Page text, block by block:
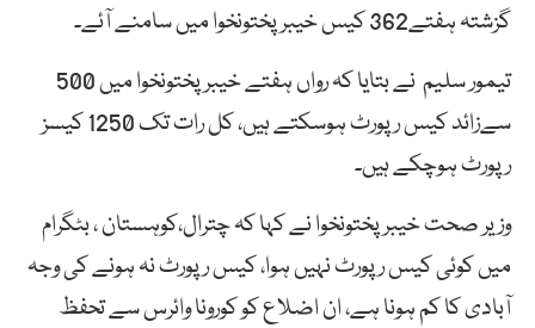
گزشتہ ہفتے362 کیس خیبرپختونخوا میں سامنے آئے۔
تیمور سلیم نے بتایا کہ رواں ہفتے خیبرپختونخوا میں 500
سےزائد کیس رپورٹ ہوسکتے ہیں، کل رات تک 1250 کیسز
رپورٹ ہوچکے ہیں۔
وزیر صحت خیبرپختونخوا نے کہا کہ چترال،کوہستان ، بٹگرام
میں کوئی کیس رپورٹ نہیں ہوا، کیس رپورٹ نہ ہونے کی وجہ
آبادی کا کم ہونا ہے، ان اضلاع کو کورونا وائرس سے تحفظ